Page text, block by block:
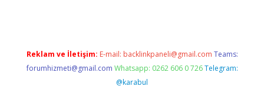
Reklam ve İletişim: E-mail: backlinkpaneli@gmail.com Teams:
forumhizmeti@gmail.com Whatsapp: 0262 606 0 726 Telegram:
@karabul